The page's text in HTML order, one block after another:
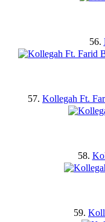
56.
57. Kollegah Ft.
58.
59.